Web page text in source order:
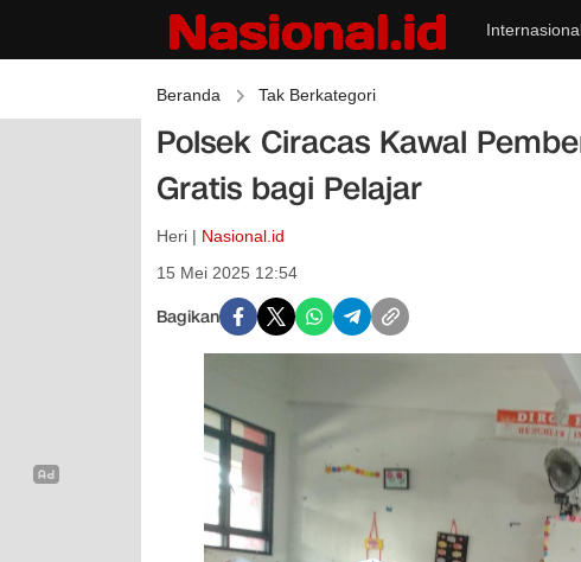
Beranda Tak Berkategori
Polsek Ciracas Kawal
Gratis bagi Pelajar
Heri | Nasional.id
15 Mei 2025 12:54
Bagikan